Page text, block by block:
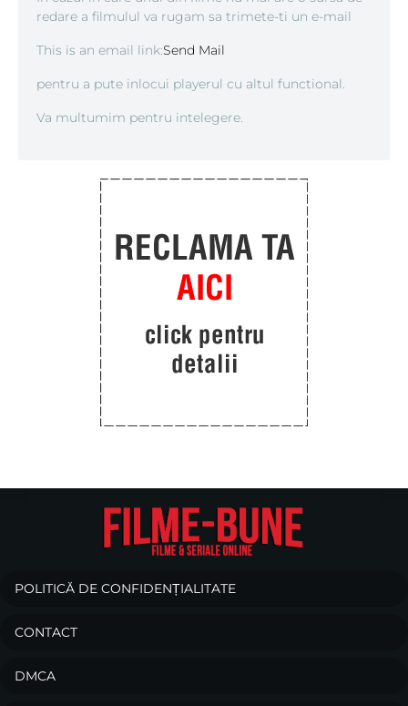
redare a filmulul va rugam sa trimete-ti un e-mail
This is an email link:Send Mail
pentru a pute inlocui playerul cu altul functional.
Va multumim pentru intelegere.
POLITICĂ DE CONFIDENȚIALITATE
CONTACT
DMCA